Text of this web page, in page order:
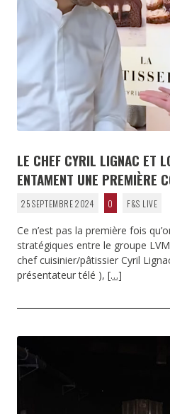
LE CHEF CYRIL LIGNAC ET
ENTAMENT UNE PREMIÈRE
25 SEPTEMBRE 2024 0 F&S LIVE
Ce n’est pas la première fois
stratégiques entre le groupe
chef cuisinier/pâtissier Cyril
présentateur télé ), […]